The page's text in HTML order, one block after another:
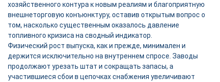
хозяйственного контура к новым реалиям и благоприятную
внешнеторговую конъюнктуру, оставив открытым вопрос о
том, насколько существенным оказалось давление
топливного кризиса на сводный индикатор.
Физический рост выпуска, как и прежде, минимален и
держится исключительно на внутреннем спросе. Заводы
продолжают урезать штат и сокращать запасы, а
участившиеся сбои в цепочках снабжения увеличивают